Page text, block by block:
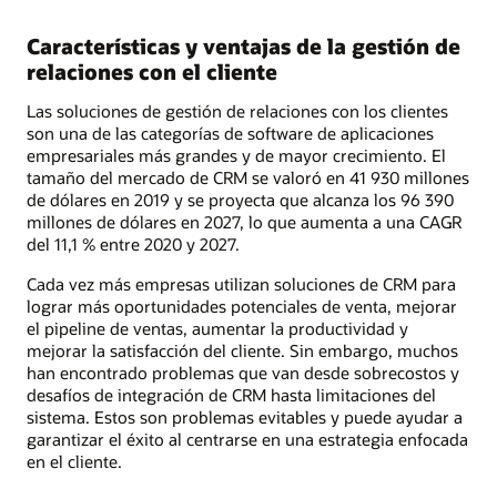
Características y ventajas de la gestión de
relaciones con el cliente
Las soluciones de gestión de relaciones con los clientes
son una de las categorías de software de aplicaciones
empresariales más grandes y de mayor crecimiento. El
tamaño del mercado de CRM se valoró en 41 930 millones
de dólares en 2019 y se proyecta que alcanza los 96 390
millones de dólares en 2027, lo que aumenta a una CAGR
del 11,1 % entre 2020 y 2027.
Cada vez más empresas utilizan soluciones de CRM para
lograr más oportunidades potenciales de venta, mejorar
el pipeline de ventas, aumentar la productividad y
mejorar la satisfacción del cliente. Sin embargo, muchos
han encontrado problemas que van desde sobrecostos y
desafíos de integración de CRM hasta limitaciones del
sistema. Estos son problemas evitables y puede ayudar a
garantizar el éxito al centrarse en una estrategia enfocada
en el cliente.